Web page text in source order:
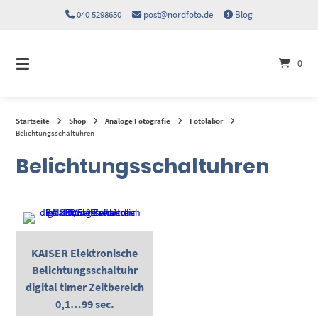
040 5298650 post@nordfoto.de Blog
0
Startseite Shop Analoge Fotografie
Fotolabor
Belichtungsschaltuhren
Belichtungsschaltuhren
KAISER Elektronische
Belichtungsschaltuhr
digital timer Zeitbereich
0,1…99 sec.